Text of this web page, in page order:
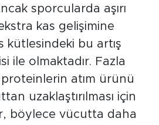
sporcularda aşırı
kas gelişimine
kütlesindeki bu artış
ile olmaktadır. Fazla
atım ürünü
uzaklaştırılması için
böylece vücutta daha